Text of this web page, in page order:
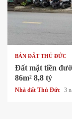
1 min read
BÁN ĐẤT THỦ ĐỨC
Đất mặt tiền
86m² 8,8 tỷ
Nhà đất Thủ Đức 3